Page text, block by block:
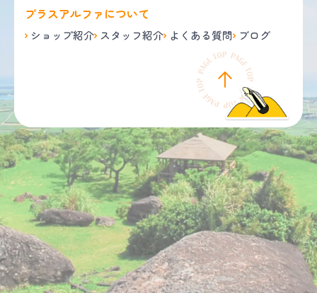
プラスアルファについて
ショップ紹介 スタッフ紹介 よくある質問 ブログ